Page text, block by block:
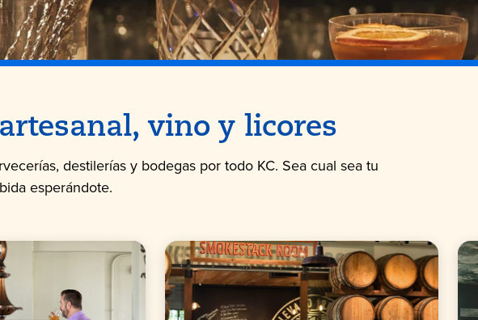
vino y licores
destilerías y bodegas por todo KC. Sea cual sea tu
esperándote.